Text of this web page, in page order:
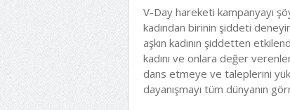
V-Day hareketi kampanyayı
kadından birinin şiddeti
aşkın kadının şiddetten
kadını ve onlara değer
dans etmeye ve taleplerini
dayanışmayı tüm dünyanın